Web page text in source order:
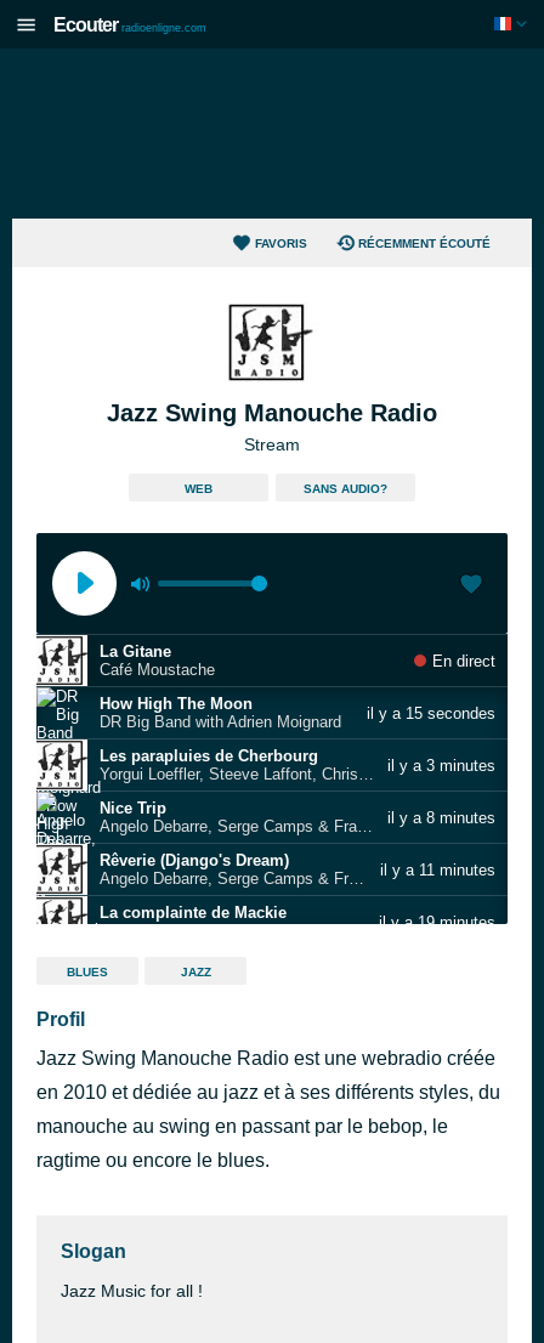
Ecouter radioenligne.com
FAVORIS RÉCEMMENT ÉCOUTÉ
Jazz Swing Manouche Radio
Stream
WEB SANS AUDIO?
La Gitane
Café Moustache
En direct
How High The Moon
DR Big Band with Adrien Moignard
il y a 15 secondes
Les parapluies de Cherbourg
Yorgui Loeffler, Steeve Laffont, Chriss Campion
il y a 3 minutes
Nice Trip
Angelo Debarre, Serge Camps & Frank Anastasio
il y a 8 minutes
Rêverie (Django's Dream)
Angelo Debarre, Serge Camps & Frank Anastasio
il y a 11 minutes
La complainte de Mackie
il y a 19 minutes
ll n'y a plus d’après
L'Archet du l'est
Les Pommes de ma Douche
Crepuscule
il y a 38 minutes
BLUES JAZZ
Profil
Jazz Swing Manouche Radio est une webradio créée
en 2010 et dédiée au jazz et à ses différents styles, du
manouche au swing en passant par le bebop, le
ragtime ou encore le blues.
Slogan
Jazz Music for all !